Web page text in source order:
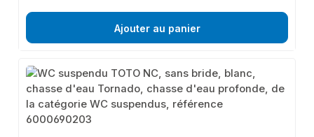
Ajouter au panier